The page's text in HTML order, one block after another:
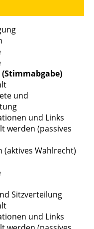
und
und Links
werden (passives
(aktives Wahlrecht)
Sitzverteilung
und Links